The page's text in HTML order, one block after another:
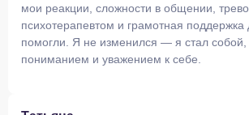
мои реакции, сложности в общении,
психотерапевтом и грамотная поддержка
помогли. Я не изменился — я стал собой,
пониманием и уважением к себе.